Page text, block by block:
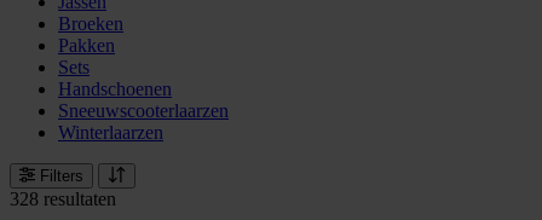
Broeken
Pakken
Sets
Handschoenen
Sneeuwscooterlaarzen
Winterlaarzen
Filters
328 resultaten